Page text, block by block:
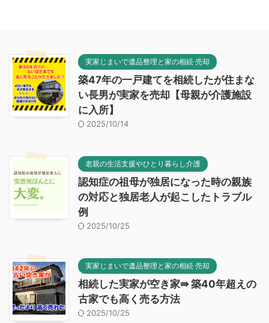
実家じまいで遺品整理と家の相続 売却
築47年の一戸建てを相続したが住まな
い長男が実家を売却【母親が介護施設
に入所】
2025/10/14
老親の生活支援やひとり暮らし介護
認知症の祖母が独居になった時の親族
の対応と独居老人が起こしたトラブル
例
2025/10/25
実家じまいで遺品整理と家の相続 売却
相続した実家が空き家⇛ 築40年超えの
古家でも高く売る方法
2025/10/25